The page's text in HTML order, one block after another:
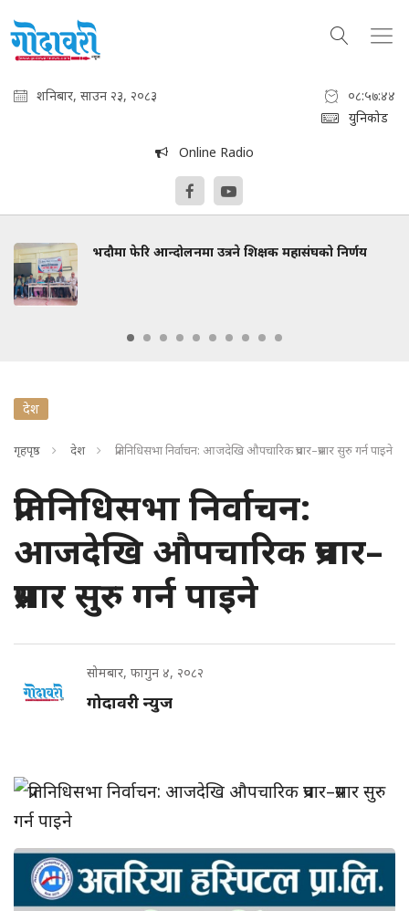
शनिबार, साउन २३, २०८३
०८:५७:४५
युनिकोड
Online Radio
भदौमा फेरि आन्दोलनमा उत्रने शिक्षक महासंघको निर्णय
देश
गृहपृष्ठ देश प्रतिनिधिसभा निर्वाचन: आजदेखि औपचारिक प्रचार–प्रसार सुरु गर्न पाइने
प्रतिनिधिसभा निर्वाचन:
आजदेखि औपचारिक प्रचार–
प्रसार सुरु गर्न पाइने
सोमबार, फागुन ४, २०८२
गोदावरी न्युज